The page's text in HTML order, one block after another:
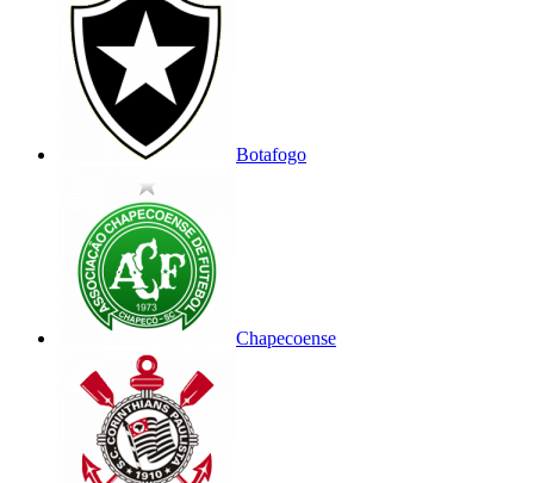
Botafogo
Chapecoense